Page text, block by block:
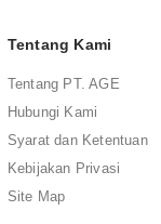
Tentang Kami
Tentang PT. AGE
Hubungi Kami
Syarat dan Ketentuan
Kebijakan Privasi
Site Map